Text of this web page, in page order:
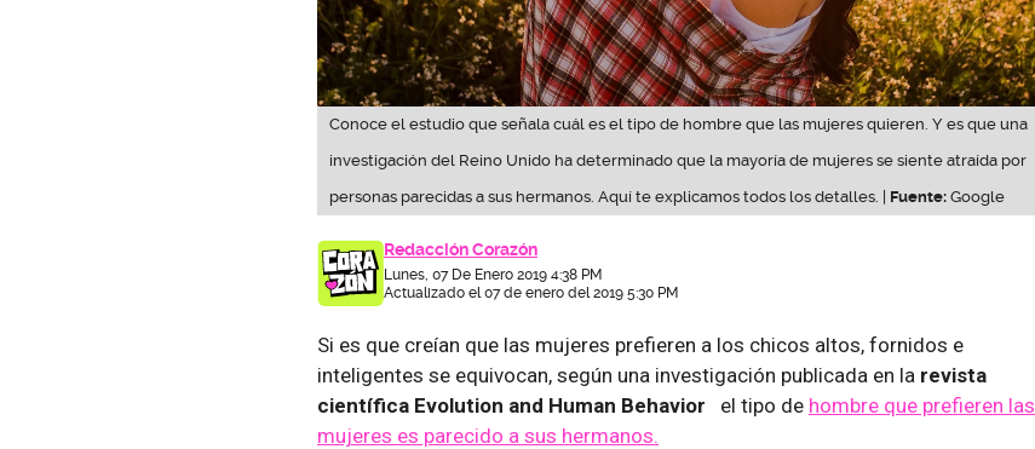
Conoce el estudio que señala cuál es el tipo de hombre que las mujeres quieren. Y es que una
investigación del Reino Unido ha determinado que la mayoría de mujeres se siente atraída por
personas parecidas a sus hermanos. Aquí te explicamos todos los detalles. | Fuente: Google
Redacción Corazón
Lunes, 07 De Enero 2019 4:38 PM
Actualizado el 07 de enero del 2019 5:30 PM
Si es que creían que las mujeres prefieren a los chicos altos, fornidos e
inteligentes se equivocan, según una investigación publicada en la revista
científica Evolution and Human Behavior
el tipo de hombre que prefieren las
mujeres es parecido a sus hermanos.